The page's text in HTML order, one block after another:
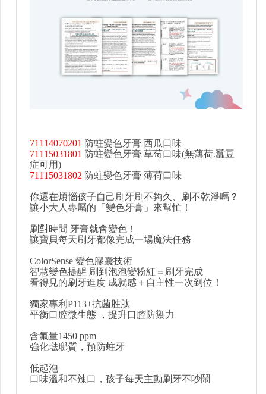
71114070201 防蛀變色牙膏 西瓜口味
71115031801 防蛀變色牙膏 草莓口味(無薄荷.蠶豆
症可用)
71115031802 防蛀變色牙膏 薄荷口味
你還在煩惱孩子自己刷牙刷不夠久、刷不乾淨嗎？
讓小大人專屬的「變色牙膏」來幫忙！
刷對時間 牙膏就會變色！
讓寶貝每天刷牙都像完成一場魔法任務
ColorSense 變色膠囊技術
智慧變色提醒 刷到泡泡變粉紅＝刷牙完成
看得見的刷牙進度 成就感＋自主性一次到位！
獨家專利P113+抗菌胜肽
平衡口腔微生態 ，提升口腔防禦力
含氟量1450 ppm
強化琺瑯質，預防蛀牙
低起泡
口味溫和不辣口，孩子每天主動刷牙不吵鬧